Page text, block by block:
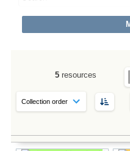
5 resources